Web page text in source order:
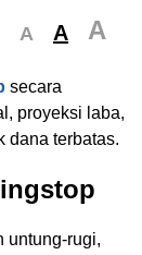
A A A
secara
proyeksi laba,
dana terbatas.
untung-rugi,